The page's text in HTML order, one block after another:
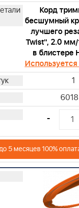
Корд
бесшумный
лучшего
Twist", 2.0
в блистере
Используется
1
6018
-
5 месяцев 100%